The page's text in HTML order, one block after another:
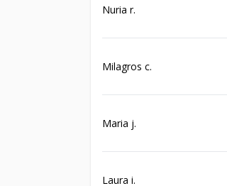
Nuria r.
Milagros c.
Maria j.
Laura i.